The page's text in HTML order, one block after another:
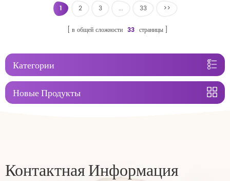
брюки заводская цена
1 2 3 ... 33 >>
в общей сложности 33 страницы
Категории
Новые Продукты
Контактная Информация